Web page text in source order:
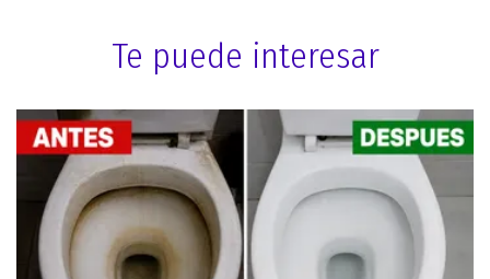
Te puede interesar